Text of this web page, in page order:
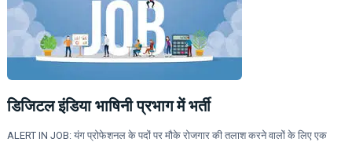
डिजिटल इंडिया भाषिनी प्रभाग में भर्ती
ALERT IN JOB: यंग प्रोफेशनल के पदों पर मौके रोजगार की तलाश करने वालों के लिए एक